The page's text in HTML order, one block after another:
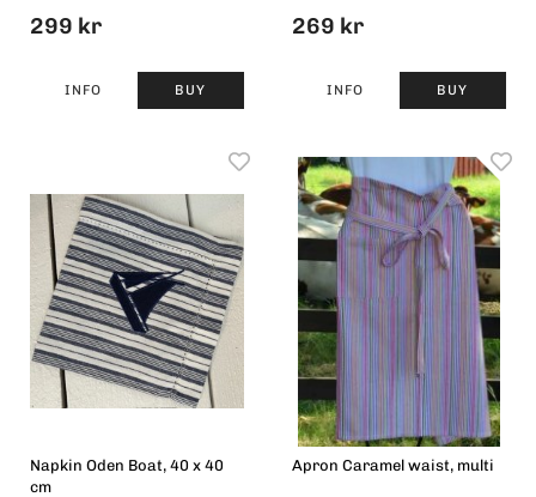
299 kr
INFO BUY
269 kr
INFO BUY
Napkin Oden Boat, 40 x 40
cm
Apron Caramel waist, multi